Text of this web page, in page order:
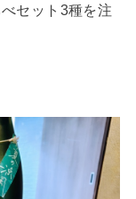
セット3種を注